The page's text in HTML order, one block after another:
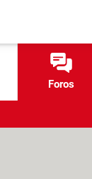
Foros